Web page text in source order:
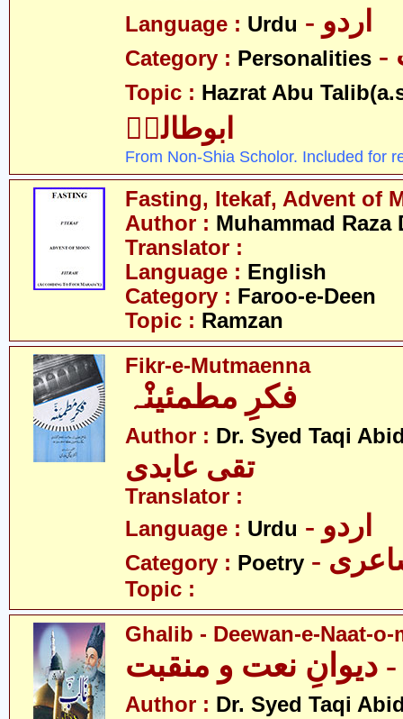
Language : Urdu - اردو
Category : Personalities
Topic : Hazrat Abu
ابوطالبؑ
From Non-Shia Scholor. Included for
Fasting, Itekaf, Advent of
Author : Muhammad Raza
Translator :
Language : English
Category : Faroo-e-Deen
Topic : Ramzan
Fikr-e-Mutmaenna
فکرِ مطمئینْہ
Author : Dr. Syed Taqi
تقی عابدی
Translator :
Language : Urdu - اردو
Category : Poetry
Topic :
Ghalib - Deewan-e-Naat-o-
دیوانِ نعت و منقبت
Author : Dr. Syed Taqi